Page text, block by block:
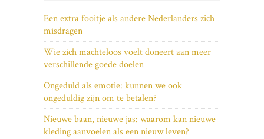
Een extra fooitje als andere Nederlanders zich
misdragen
Wie zich machteloos voelt doneert aan meer
verschillende goede doelen
Ongeduld als emotie: kunnen we ook
ongeduldig zijn om te betalen?
Nieuwe baan, nieuwe jas: waarom kan nieuwe
kleding aanvoelen als een nieuw leven?